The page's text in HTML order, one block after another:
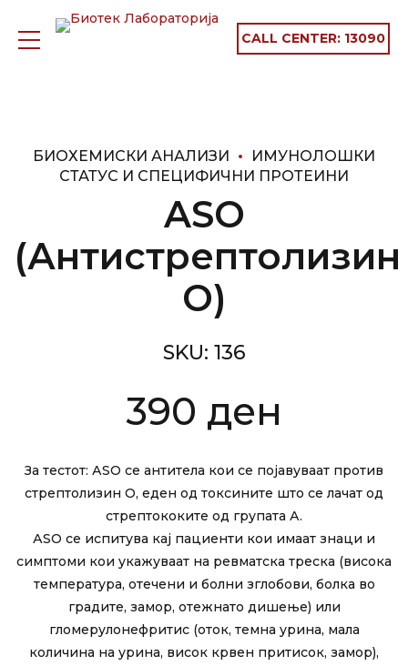
CALL CENTER: 13090
БИОХЕМИСКИ АНАЛИЗИ
ИМУНОЛОШКИ
СТАТУС И СПЕЦИФИЧНИ ПРОТЕИНИ
ASO
(Антистрептолизин
О)
SKU: 136
390 ден
За тестот: АЅО се антитела кои се појавуваат против
стрептолизин О, еден од токсините што се лачат од
стрептококите од групата А.
АSО се испитува кај пациенти кои имаат знаци и
симптоми кои укажуваат на ревматска треска (висока
температура, отечени и болни зглобови, болка во
градите, замор, отежнато дишење) или
гломерулонефритис (оток, темна урина, мала
количина на урина, висок крвен притисок, замор),